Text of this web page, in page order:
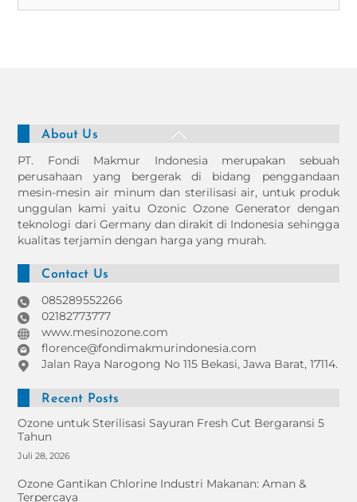
Back
Top
About Us
PT. Fondi Makmur Indonesia merupakan sebuah
perusahaan yang bergerak di bidang penggandaan
mesin-mesin air minum dan sterilisasi air, untuk produk
unggulan kami yaitu Ozonic Ozone Generator dengan
teknologi dari Germany dan dirakit di Indonesia sehingga
kualitas terjamin dengan harga yang murah.
Contact Us
085289552266
02182773777
www.mesinozone.com
florence@fondimakmurindonesia.com
Jalan Raya Narogong No 115 Bekasi, Jawa Barat, 17114.
Recent Posts
Ozone untuk Sterilisasi Sayuran Fresh Cut Bergaransi 5
Tahun
Juli 28, 2026
Ozone Gantikan Chlorine Industri Makanan: Aman &
Terpercaya